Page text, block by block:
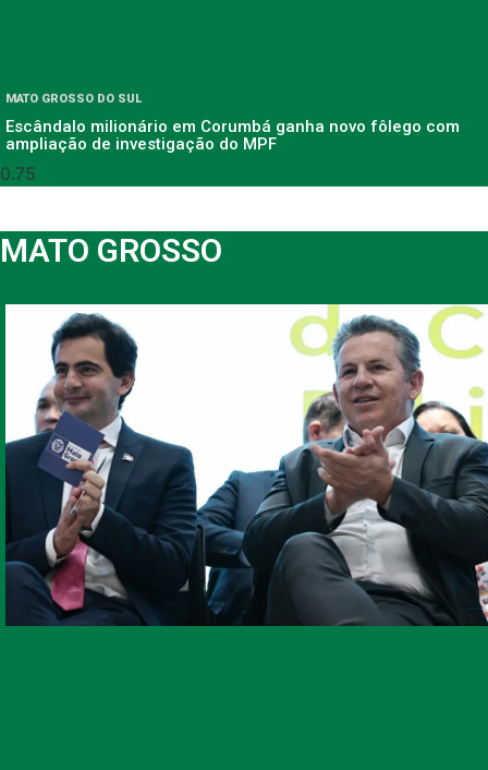
MATO GROSSO DO SUL
Escândalo milionário em Corumbá ganha novo fôlego com
ampliação de investigação do MPF
MATO GROSSO